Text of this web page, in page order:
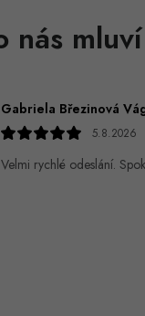
5.8.2026
Velmi rychlé odeslání.